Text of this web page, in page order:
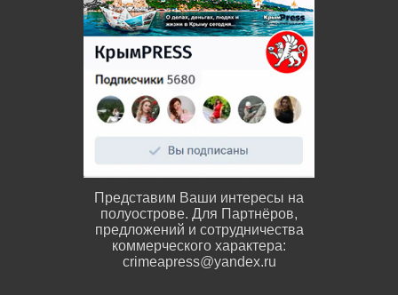
Представим Ваши интересы на
полуострове. Для Партнёров,
предложений и сотрудничества
коммерческого характера:
crimeapress@yandex.ru